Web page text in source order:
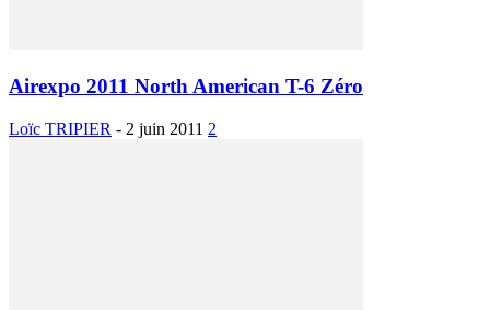
Airexpo 2011 North American T-6 Zéro
Loïc TRIPIER - 2 juin 2011 2